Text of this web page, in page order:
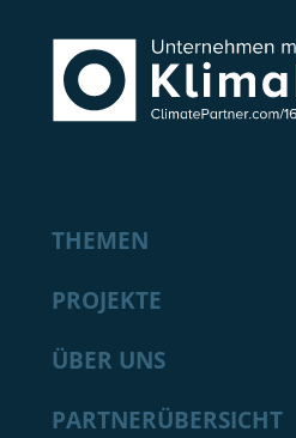
THEMEN
PROJEKTE
ÜBER UNS
PARTNERÜBERSICHT